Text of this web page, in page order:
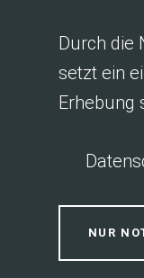
Durch die
setzt ein
Erhebung
NUR